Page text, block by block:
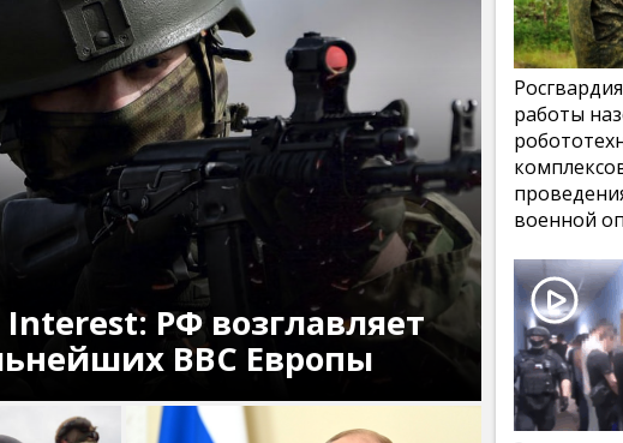
РФ возглавляет
ВВС Европы
работы
военной